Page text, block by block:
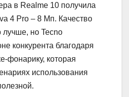
в Realme 10 получила
4 Pro – 8 Мп. Качество
лучше, но Tecno
конкурента благодаря
фонарику, которая
использования